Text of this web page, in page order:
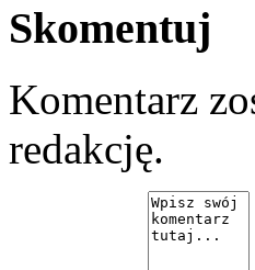
Skomentuj
Komentarz
redakcję.